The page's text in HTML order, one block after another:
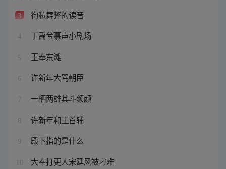
3 徇私舞弊的读音
4 丁禹兮慕声小剧场
5 王奉东滩
6 许新年大骂朝臣
7 一栖两雄其斗颜颜
8 许新年和王首辅
9 殿下指的是什么
10 大奉打更人宋廷风被刁难